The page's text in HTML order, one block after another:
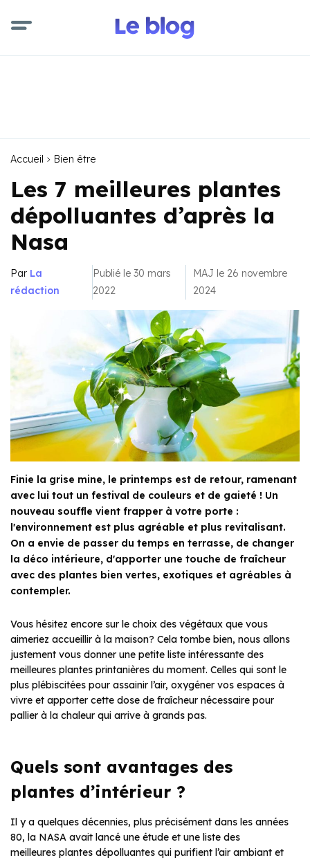
Accueil Bien être
Les 7 meilleures plantes
dépolluantes d’après la
Nasa
Par La
rédaction
Publié le 30 mars
2022
MAJ le 26 novembre
2024
Finie la grise mine, le printemps est de retour, ramenant
avec lui tout un festival de couleurs et de gaieté ! Un
nouveau souffle vient frapper à votre porte :
l'environnement est plus agréable et plus revitalisant.
On a envie de passer du temps en terrasse, de changer
la déco intérieure, d'apporter une touche de fraîcheur
avec des plantes bien vertes, exotiques et agréables à
contempler.
Vous hésitez encore sur le choix des végétaux que vous
aimeriez accueillir à la maison? Cela tombe bien, nous allons
justement vous donner une petite liste intéressante des
meilleures plantes printanières du moment. Celles qui sont le
plus plébiscitées pour assainir l’air, oxygéner vos espaces à
vivre et apporter cette dose de fraîcheur nécessaire pour
pallier à la chaleur qui arrive à grands pas.
Quels sont avantages des
plantes d’intérieur ?
Il y a quelques décennies, plus précisément dans les années
80, la NASA avait lancé une étude et une liste des
meilleures plantes dépolluantes qui purifient l’air ambiant et